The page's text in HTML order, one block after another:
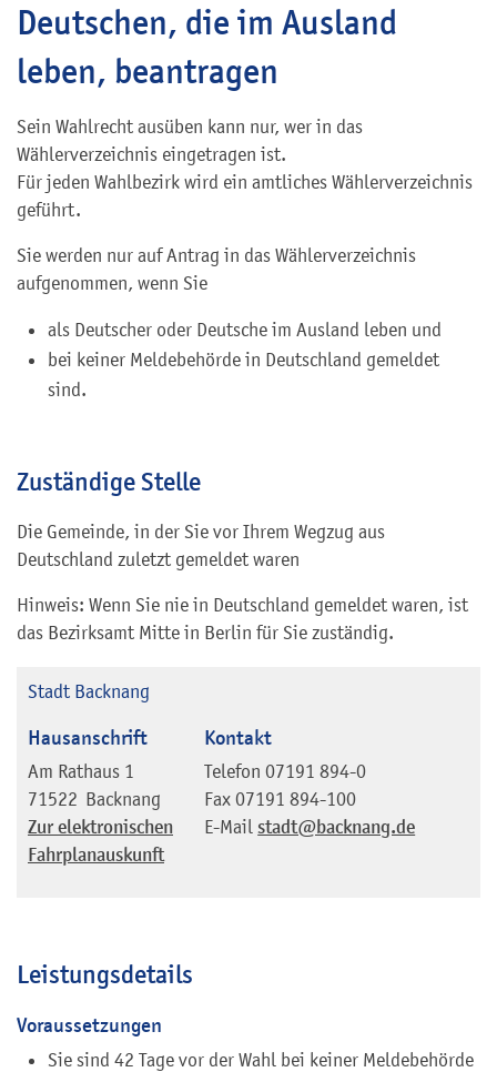
Deutschen, die im Ausland
leben, beantragen
Sein Wahlrecht ausüben kann nur, wer in das
Wählerverzeichnis eingetragen ist.
Für jeden Wahlbezirk wird ein amtliches Wählerverzeichnis
geführt.
Sie werden nur auf Antrag in das Wählerverzeichnis
aufgenommen, wenn Sie
als Deutscher oder Deutsche im Ausland leben und
bei keiner Meldebehörde in Deutschland gemeldet
sind.
Zuständige Stelle
Die Gemeinde, in der Sie vor Ihrem Wegzug aus
Deutschland zuletzt gemeldet waren
Hinweis: Wenn Sie nie in Deutschland gemeldet waren, ist
das Bezirksamt Mitte in Berlin für Sie zuständig.
Stadt Backnang
Hausanschrift
Am Rathaus 1
71522 Backnang
Zur elektronischen
Fahrplanauskunft
Kontakt
Telefon 07191 894-0
Fax 07191 894-100
E-Mail stadt@backnang.de
Leistungsdetails
Voraussetzungen
Sie sind 42 Tage vor der Wahl bei keiner Meldebehörde